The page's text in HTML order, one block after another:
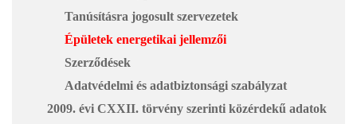
Tanúsításra jogosult szervezetek
Épületek energetikai jellemzői
Szerződések
Adatvédelmi és adatbiztonsági szabályzat
2009. évi CXXII. törvény szerinti közérdekű adatok